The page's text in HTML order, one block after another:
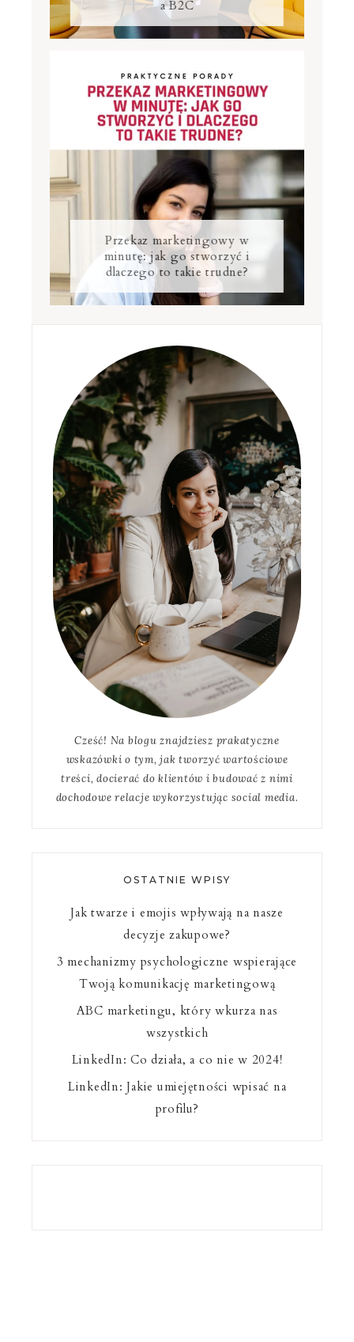
a B2C
Przekaz marketingowy w
minutę: jak go stworzyć i
dlaczego to takie trudne?
Cześć! Na blogu znajdziesz prakatyczne
wskazówki o tym, jak tworzyć wartościowe
treści, docierać do klientów i budować z nimi
dochodowe relacje wykorzystując social media.
OSTATNIE WPISY
Jak twarze i emojis wpływają na nasze
decyzje zakupowe?
3 mechanizmy psychologiczne wspierające
Twoją komunikację marketingową
ABC marketingu, który wkurza nas
wszystkich
LinkedIn: Co działa, a co nie w 2024!
LinkedIn: Jakie umiejętności wpisać na
profilu?